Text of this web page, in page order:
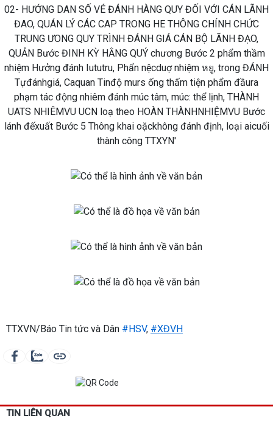
TTXVN/Báo Tin tức và Dân #HSV, #XĐVH
TIN LIÊN QUAN